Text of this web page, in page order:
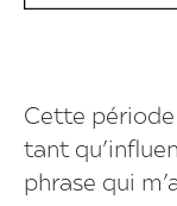
Cette
tant
phrase qui